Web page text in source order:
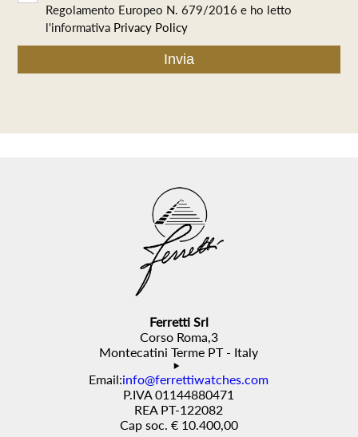
Regolamento Europeo N. 679/2016 e ho letto
l'informativa Privacy Policy
Ferretti Srl
Corso Roma,3
Montecatini Terme PT - Italy
Email:info@ferrettiwatches.com
P.IVA 01144880471
REA PT-122082
Cap soc. € 10.400,00